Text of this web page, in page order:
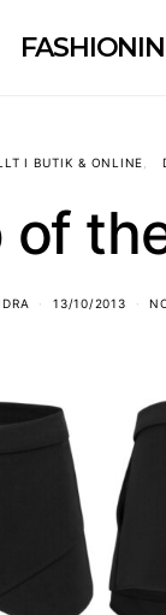
I BUTIK & ONLINE
of
13/10/2013